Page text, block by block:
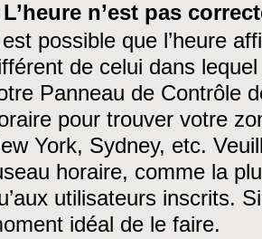
L’heure n’est pas
possible que l’heure
de celui dans
Panneau de Contrôle
pour trouver votre
York, Sydney, etc.
horaire, comme la
utilisateurs inscrits.
idéal de le faire.